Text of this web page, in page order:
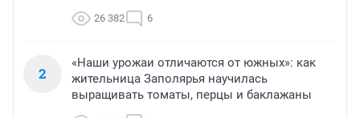
26 382 6
2
«Наши урожаи отличаются от южных»: как
жительница Заполярья научилась
выращивать томаты, перцы и баклажаны